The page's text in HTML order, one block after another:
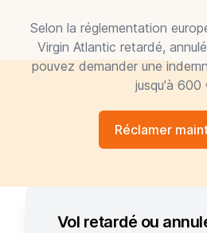
Selon la réglementation
Virgin Atlantic retardé,
pouvez demander une
jusqu'à 600
Réclamer
Vol retardé ou